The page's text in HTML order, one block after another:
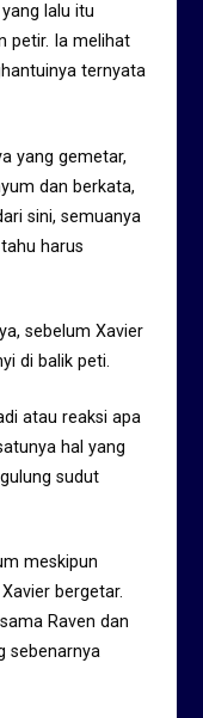
lalu itu
petir. Ia melihat
ternyata
yang gemetar,
dan berkata,
sini, semuanya
harus
sebelum Xavier
di balik peti.
atau reaksi apa
hal yang
sudut
meskipun
bergetar.
Raven dan
sebenarnya